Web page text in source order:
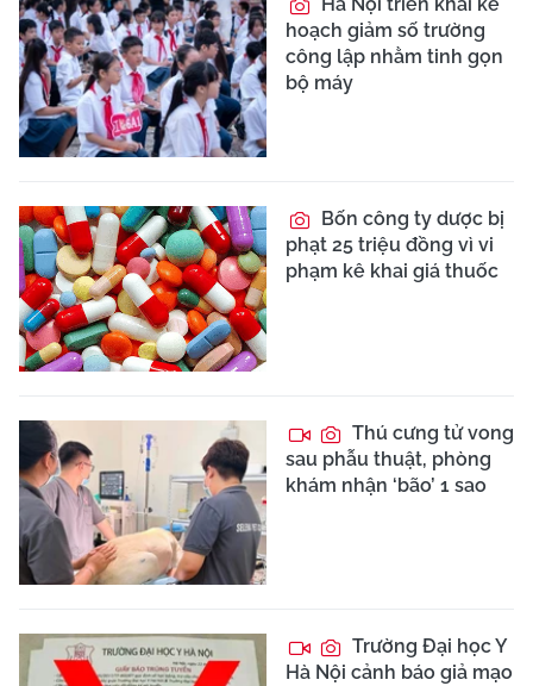
Hà Nội triển khai kế
hoạch giảm số trường
công lập nhằm tinh gọn
bộ máy
Bốn công ty dược bị
phạt 25 triệu đồng vì vi
phạm kê khai giá thuốc
Thú cưng tử vong
sau phẫu thuật, phòng
khám nhận ‘bão’ 1 sao
Trường Đại học Y
Hà Nội cảnh báo giả mạo